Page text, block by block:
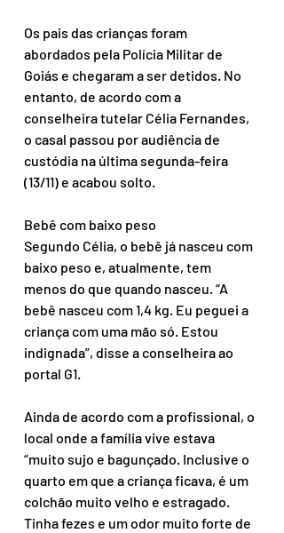
Os pais das crianças foram
abordados pela Polícia Militar de
Goiás e chegaram a ser detidos. No
entanto, de acordo com a
conselheira tutelar Célia Fernandes,
o casal passou por audiência de
custódia na última segunda-feira
(13/11) e acabou solto.
Bebê com baixo peso
Segundo Célia, o bebê já nasceu com
baixo peso e, atualmente, tem
menos do que quando nasceu. “A
bebê nasceu com 1,4 kg. Eu peguei a
criança com uma mão só. Estou
indignada”, disse a conselheira ao
portal G1.
Ainda de acordo com a profissional, o
local onde a família vive estava
“muito sujo e bagunçado. Inclusive o
quarto em que a criança ficava, é um
colchão muito velho e estragado.
Tinha fezes e um odor muito forte de